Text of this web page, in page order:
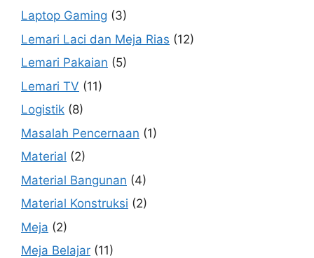
Laptop Gaming (3)
Lemari Laci dan Meja Rias (12)
Lemari Pakaian (5)
Lemari TV (11)
Logistik (8)
Masalah Pencernaan (1)
Material (2)
Material Bangunan (4)
Material Konstruksi (2)
Meja (2)
Meja Belajar (11)